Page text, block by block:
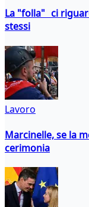
La "folla" ci
stessi
Lavoro
Marcinelle, se la
cerimonia